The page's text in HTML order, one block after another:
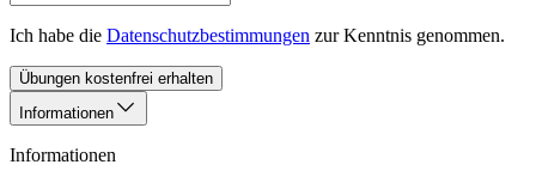
Ich habe die Datenschutzbestimmungen zur Kenntnis genommen.
Übungen kostenfrei erhalten
Informationen
Informationen